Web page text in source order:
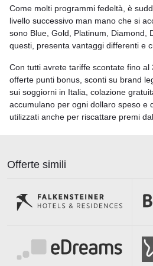
Come molti programmi fedeltà, è
livello successivo man mano che si
sono Blue, Gold, Platinum, Diamond,
questi, presenta vantaggi differenti e
Con tutti avrete tariffe scontate fino
offerte punti bonus, sconti su brand
sui soggiorni in Italia, colazione
accumulano per ogni dollaro speso e
utilizzati anche per riscattare premi
Offerte simili